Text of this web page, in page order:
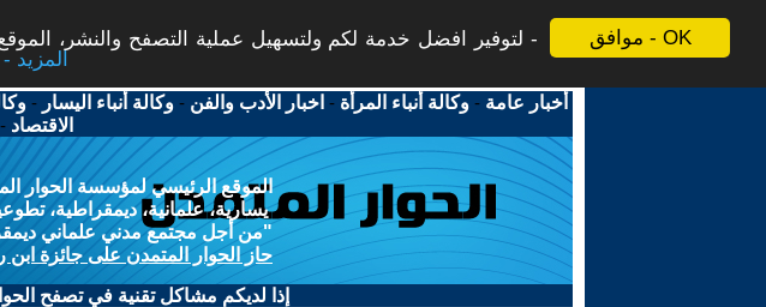
موافق - OK
لتوفير افضل خدمة لكم ولتسهيل عملية التصفح والنشر،
More info - المزيد
أخبار عامة -وكالة أنباء المرأة - اخبار الأدب والفن -وكالة أنباء اليسار -
الاقتصاد -
الموقع الرئيسي لمؤسسة الحوار
يسارية، علمانية، ديمقراطية،
"من أجل مجتمع مدني علماني
حاز الحوار المتمدن على جائزة ابن
إذا لديكم مشاكل تقنية في تصفح